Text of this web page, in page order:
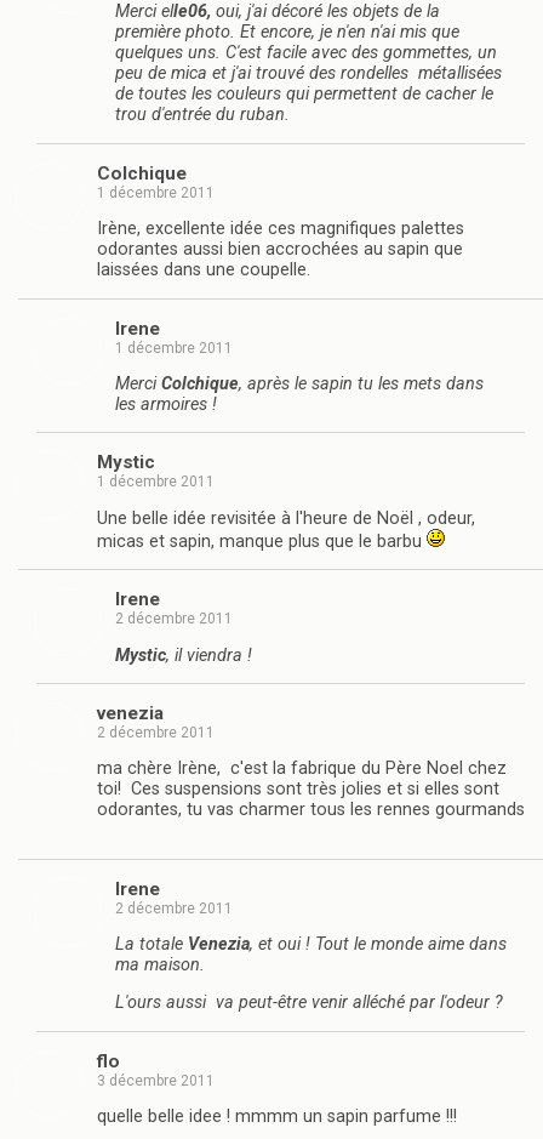
Merci elle06, oui, j'ai décoré les objets de la
première photo. Et encore, je n'en n'ai mis que
quelques uns. C'est facile avec des gommettes, un
peu de mica et j'ai trouvé des rondelles métallisées
de toutes les couleurs qui permettent de cacher le
trou d'entrée du ruban.
Colchique
1 décembre 2011
Irène, excellente idée ces magnifiques palettes
odorantes aussi bien accrochées au sapin que
laissées dans une coupelle.
Irene
1 décembre 2011
MerciColchique, après le sapin tu les mets dans
les armoires !
Mystic
1 décembre 2011
Une belle idée revisitée à l'heure de Noël , odeur,
micas et sapin, manque plus que le barbu
Irene
2 décembre 2011
Mystic, il viendra !
venezia
2 décembre 2011
ma chère Irène, c'est la fabrique du Père Noel chez
toi! Ces suspensions sont très jolies et si elles sont
odorantes, tu vas charmer tous les rennes gourmands
Irene
2 décembre 2011
La totale Venezia, et oui ! Tout le monde aime dans
ma maison.
L'ours aussi va peut-être venir alléché par l'odeur ?
flo
3 décembre 2011
quelle belle idee ! mmmm un sapin parfume !!!